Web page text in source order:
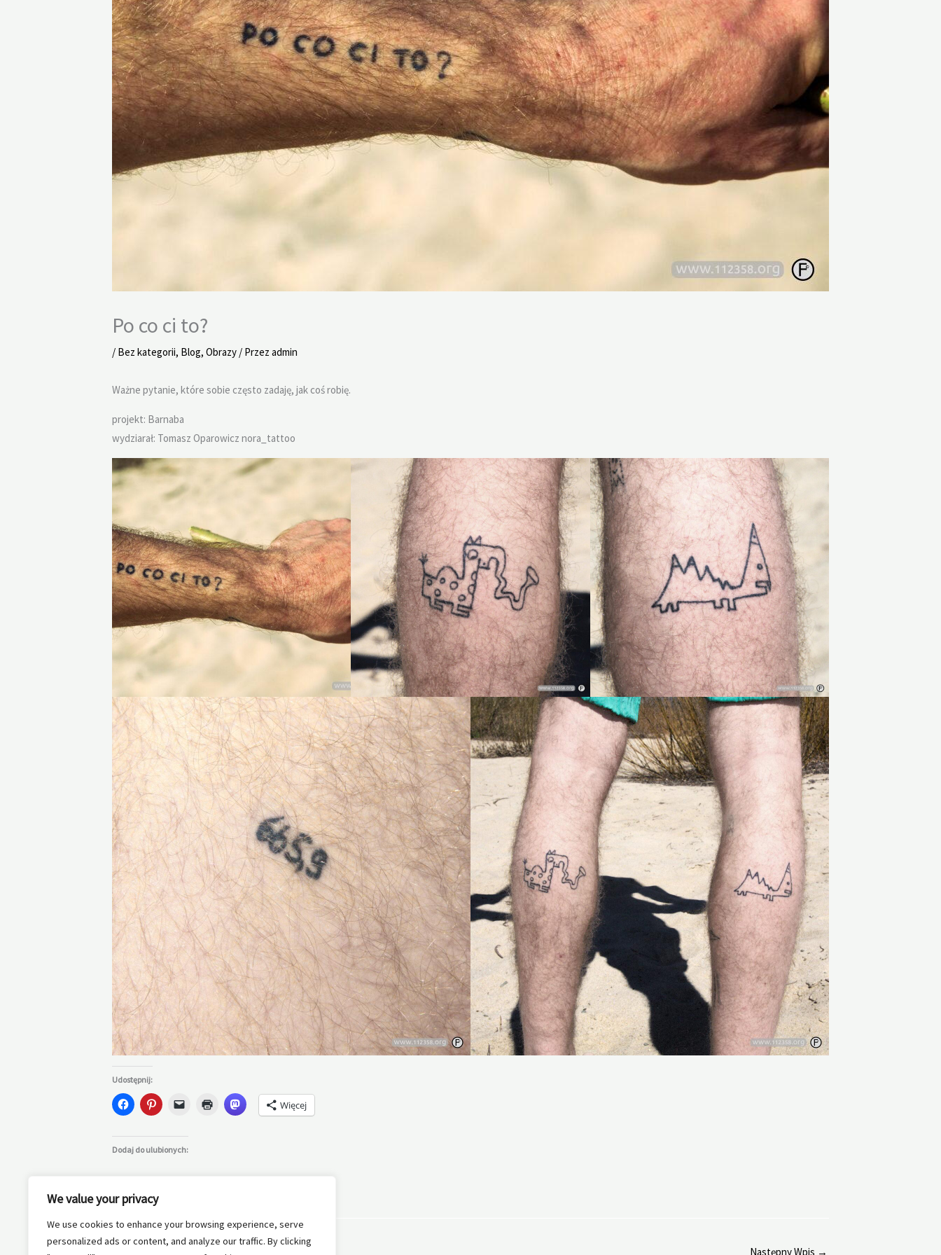
We value your privacy
We use cookies to enhance your browsing experience, serve
personalized ads or content, and analyze our traffic. By clicking
Po co ci to?
/ Bez kategorii, Blog, Obrazy / Przez admin
Ważne pytanie, które sobie często zadaję, jak coś robię.
projekt: Barnaba
wydziarał: Tomasz Oparowicz nora_tattoo
Udostępnij:
Więcej
Dodaj do ulubionych:
Następny Wpis →